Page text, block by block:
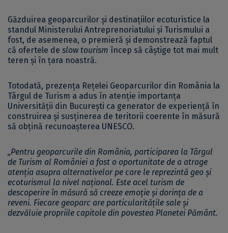
Găzduirea geoparcurilor și destinațiilor ecoturistice la
standul Ministerului Antreprenoriatului și Turismului a
fost, de asemenea, o premieră și demonstrează faptul
că ofertele de slow tourism încep să câștige tot mai mult
teren și în țara noastră.
Totodată, prezența Rețelei Geoparcurilor din România la
Târgul de Turism a adus în atenție importanța
Universității din București ca generator de experiență în
construirea și susținerea de teritorii coerente în măsură
să obțină recunoașterea UNESCO.
„Pentru geoparcurile din România, participarea la Târgul
de Turism al României a fost o oportunitate de a atrage
atenția asupra alternativelor pe care le reprezintă geo și
ecoturismul la nivel național. Este acel turism de
descoperire în măsură să creeze emoție și dorința de a
reveni. Fiecare geoparc are particularitățile sale și
dezvăluie propriile capitole din povestea Planetei Pământ.